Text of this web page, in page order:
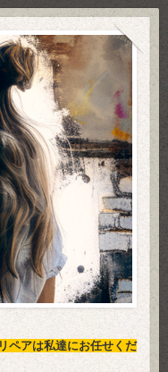
ペアは私達にお任せくだ